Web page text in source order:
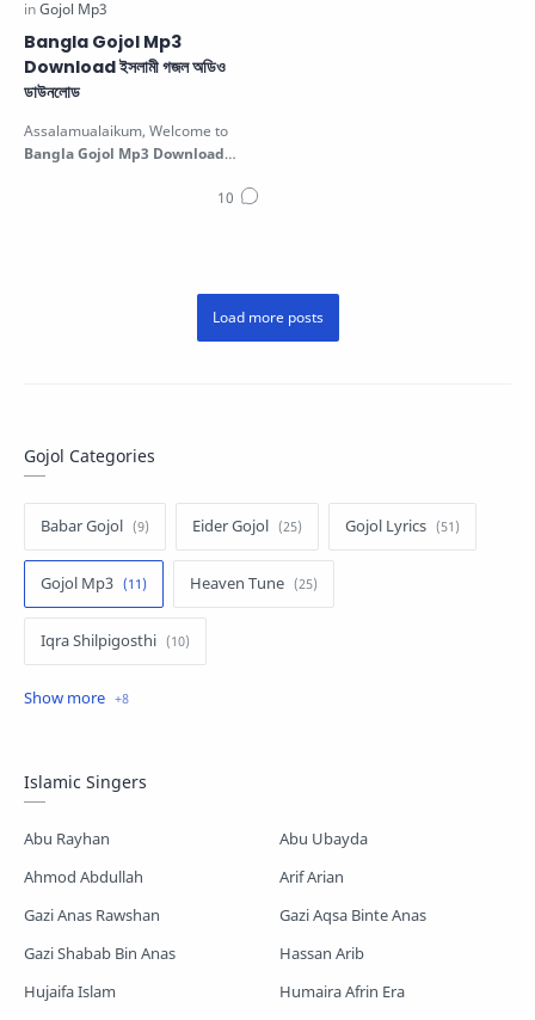
Bangla Gojol Mp3
Download ইসলামী গজল অডিও
ডাউনলোড
Assalamualaikum, Welcome to
Bangla Gojol Mp3 Download
Gojol Categories
Babar Gojol Eider Gojol Gojol Lyrics
Gojol Mp3 Heaven Tune
Iqra Shilpigosthi
Islamic Story
Shopnoshiri
Islamic Singers
Abu Rayhan
Abu Ubayda
Ahmod Abdullah
Arif Arian
Gazi Anas Rawshan
Gazi Aqsa Binte Anas
Gazi Shabab Bin Anas
Hassan Arib
Hujaifa Islam
Humaira Afrin Era